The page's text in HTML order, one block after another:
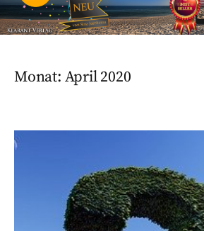
Monat: April 2020